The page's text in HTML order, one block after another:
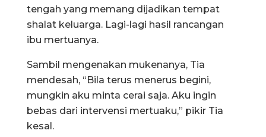
tengah yang memang dijadikan tempat
shalat keluarga. Lagi-lagi hasil rancangan
ibu mertuanya.
Sambil mengenakan mukenanya, Tia
mendesah, “Bila terus menerus begini,
mungkin aku minta cerai saja. Aku ingin
bebas dari intervensi mertuaku,” pikir Tia
kesal.